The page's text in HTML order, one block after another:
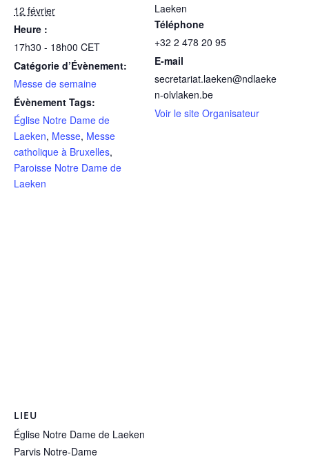
12 février
Heure :
17h30 - 18h00 CET
Catégorie d’Évènement:
Messe de semaine
Évènement Tags:
Église Notre Dame de
Laeken, Messe, Messe
catholique à Bruxelles,
Paroisse Notre Dame de
Laeken
Laeken
Téléphone
+32 2 478 20 95
E-mail
secretariat.laeken@ndlaeke
n-olvlaken.be
Voir le site Organisateur
LIEU
Église Notre Dame de Laeken
Parvis Notre-Dame